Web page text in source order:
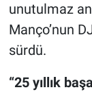
unutulmaz
Manço’nun
sürdü.
“25 yıllık